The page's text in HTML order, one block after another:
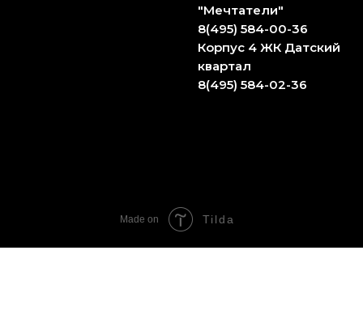
"Мечтатели"
8(495) 584-00-36
Корпус 4 ЖК Датский
квартал
8(495) 584-02-36
Made on Tilda